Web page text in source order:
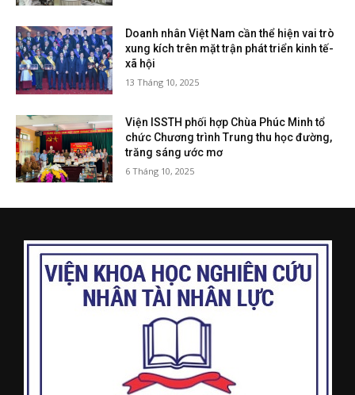
Doanh nhân Việt Nam cần thể hiện vai trò
xung kích trên mặt trận phát triển kinh tế-
xã hội
13 Tháng 10, 2025
Viện ISSTH phối hợp Chùa Phúc Minh tổ
chức Chương trình Trung thu học đường,
trăng sáng ước mơ
6 Tháng 10, 2025